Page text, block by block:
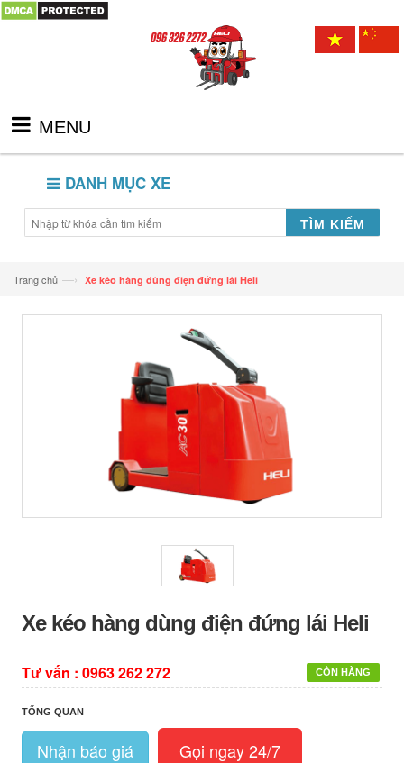
MENU
DANH MỤC XE
TÌM KIẾM
Trang chủ —› Xe kéo hàng dùng điện đứng lái Heli
Xe kéo hàng dùng điện đứng lái Heli
CÒN HÀNG
Tư vấn : 0963 262 272
TỔNG QUAN
Nhận báo giá Gọi ngay 24/7